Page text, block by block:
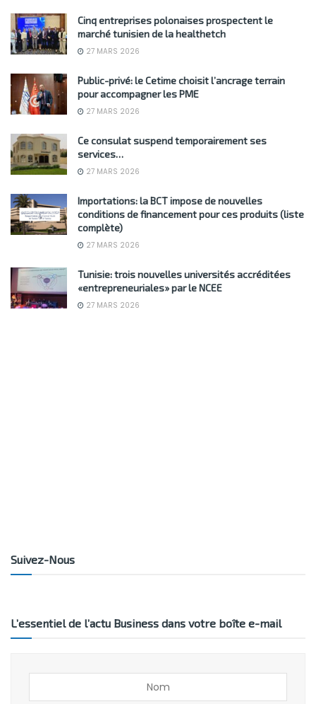
Cinq entreprises polonaises prospectent le
marché tunisien de la healthetch
27 MARS 2026
Public-privé: le Cetime choisit l’ancrage terrain
pour accompagner les PME
27 MARS 2026
Ce consulat suspend temporairement ses
services…
27 MARS 2026
Importations: la BCT impose de nouvelles
conditions de financement pour ces produits (liste
complète)
27 MARS 2026
Tunisie: trois nouvelles universités accréditées
«entrepreneuriales» par le NCEE
27 MARS 2026
Suivez-Nous
L’essentiel de l’actu Business dans votre boîte e-mail